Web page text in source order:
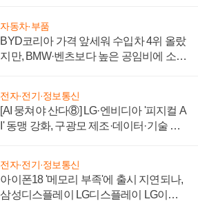
자동차·부품
BYD코리아 가격 앞세워 수입차 4위 올랐
지만, BMW·벤츠보다 높은 공임비에 소비
전자·전기·정보통신
[AI 뭉쳐야 산다⑧] LG·엔비디아 '피지컬 A
I' 동맹 강화, 구광모 제조·데이터·기술 결
전자·전기·정보통신
아이폰18 '메모리 부족'에 출시 지연되나,
삼성디스플레이 LG디스플레이 LG이노